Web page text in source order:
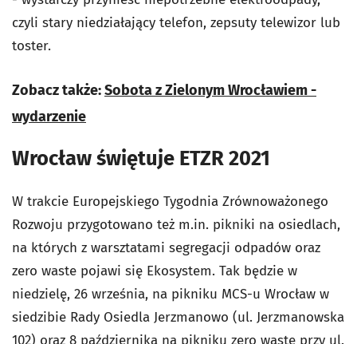
czyli stary niedziałający telefon, zepsuty telewizor lub
toster.
Zobacz także:Sobota z Zielonym Wrocławiem -
wydarzenie
Wrocław świętuje ETZR 2021
W trakcie Europejskiego Tygodnia Zrównoważonego
Rozwoju przygotowano też m.in. pikniki na osiedlach,
na których z warsztatami segregacji odpadów oraz
zero waste pojawi się Ekosystem. Tak będzie w
niedzielę, 26 września, na pikniku MCS-u Wrocław w
siedzibie Rady Osiedla Jerzmanowo (ul. Jerzmanowska